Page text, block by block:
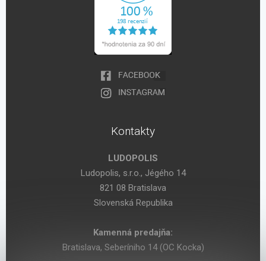
Kontakty
LUDOPOLIS
Ludopolis, s.r.o., Jégého 14
821 08 Bratislava
Slovenská Republika
Kamenná predajňa:
Bratislava, Seberíniho 14 (OC Kocka)